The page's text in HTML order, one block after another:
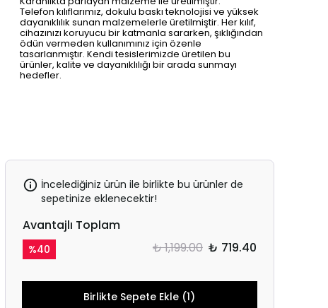
Telefon kılıflarımız, dokulu baskı teknolojisi ve yüksek
dayanıklılık sunan malzemelerle üretilmiştir. Her kılıf,
cihazınızı koruyucu bir katmanla sararken, şıklığından
ödün vermeden kullanımınız için özenle
tasarlanmıştır. Kendi tesislerimizde üretilen bu
ürünler, kalite ve dayanıklılığı bir arada sunmayı
hedefler.
İncelediğiniz ürün ile birlikte bu ürünler de
sepetinize eklenecektir!
Avantajlı Toplam
%40 ₺ 1,199.00 ₺ 719.40
Birlikte Sepete Ekle (1)